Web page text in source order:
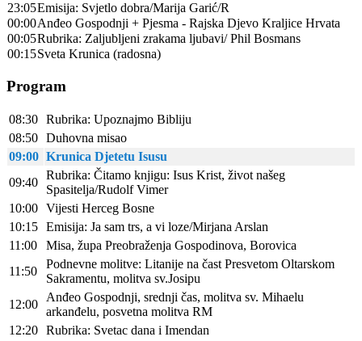
23:05Emisija: Svjetlo dobra/Marija Garić/R
00:00Anđeo Gospodnji + Pjesma - Rajska Djevo Kraljice Hrvata
00:05Rubrika: Zaljubljeni zrakama ljubavi/ Phil Bosmans
00:15Sveta Krunica (radosna)
Program
08:30 Rubrika: Upoznajmo Bibliju
08:50 Duhovna misao
09:00 Krunica Djetetu Isusu
09:40
Rubrika: Čitamo knjigu: Isus Krist, život našeg
Spasitelja/Rudolf Vimer
10:00 Vijesti Herceg Bosne
10:15 Emisija: Ja sam trs, a vi loze/Mirjana Arslan
11:00
Misa, župa Preobraženja Gospodinova, Borovica
11:50
Podnevne molitve: Litanije na čast Presvetom Oltarskom
Sakramentu, molitva sv.Josipu
12:00
Anđeo Gospodnji, srednji čas, molitva sv. Mihaelu
arkanđelu, posvetna molitva RM
12:20 Rubrika: Svetac dana i Imendan